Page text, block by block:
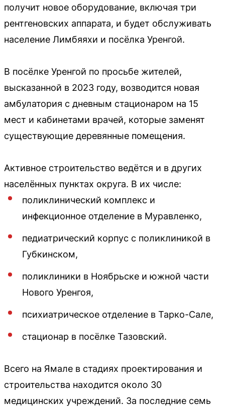
получит новое оборудование, включая три
рентгеновских аппарата, и будет обслуживать
население Лимбяяхи и посёлка Уренгой.
В посёлке Уренгой по просьбе жителей,
высказанной в 2023 году, возводится новая
амбулатория с дневным стационаром на 15
мест и кабинетами врачей, которые заменят
существующие деревянные помещения.
Активное строительство ведётся и в других
населённых пунктах округа. В их числе:
поликлинический комплекс и
инфекционное отделение в Муравленко,
педиатрический корпус с поликлиникой в
Губкинском,
поликлиники в Ноябрьске и южной части
Нового Уренгоя,
психиатрическое отделение в Тарко-Сале,
стационар в посёлке Тазовский.
Всего на Ямале в стадиях проектирования и
строительства находится около 30
медицинских учреждений. За последние семь